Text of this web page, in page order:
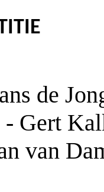
de
- Gert
van